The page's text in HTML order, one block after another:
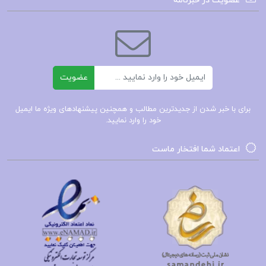
قیمت کتاب فانوسی میان اقیانوس ها
کتاب فارماکولوژی پایه و بالینی جلددوم
کاتزونگ
کتاب عدالت‌خانه و ویرانگرانش 1 ایرج
مصداقی
عضویت
برای با خبر شدن از جدیدترین مطالب و همچنین پیشنهادهای ویژه ما ایمیل
خود را وارد نمایید.
اعتماد شما افتخار ماست